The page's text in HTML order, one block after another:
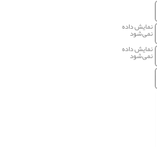
نمایش داده
نمی‌شود
نمایش داده
نمی‌شود